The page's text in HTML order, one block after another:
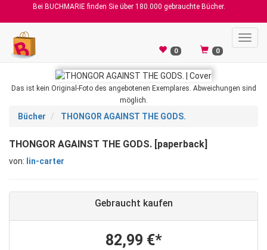
Bei BUCHMARIE finden Sie über 180.000 gebrauchte Bücher.
0 0
Das ist kein Original-Foto des angebotenen Exemplares. Abweichungen sind
möglich.
Bücher THONGOR AGAINST THE GODS.
THONGOR AGAINST THE GODS. [paperback]
von: lin-carter
Gebraucht kaufen
82,99 €*